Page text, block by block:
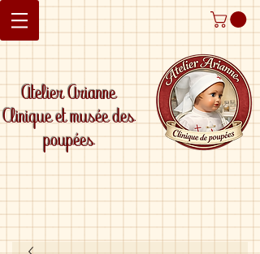
Atelier Arianne
Clinique et musée des
poupées